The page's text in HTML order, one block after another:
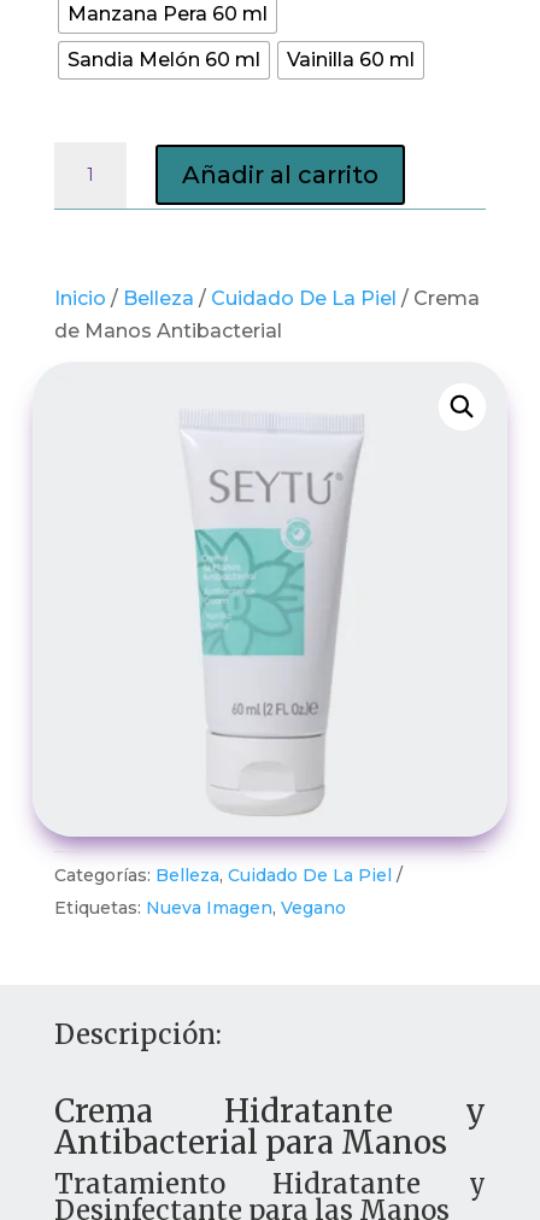
Manzana Pera 60 ml
Sandia Melón 60 ml
Vainilla 60 ml
cantidad
Añadir al carrito
Inicio / Belleza / Cuidado De La Piel / Crema
de Manos Antibacterial
Categorías: Belleza, Cuidado De La Piel
Etiquetas: Nueva Imagen, Vegano
Descripción:
Crema Hidratante y
Antibacterial para Manos
Tratamiento Hidratante y
Desinfectante para las Manos